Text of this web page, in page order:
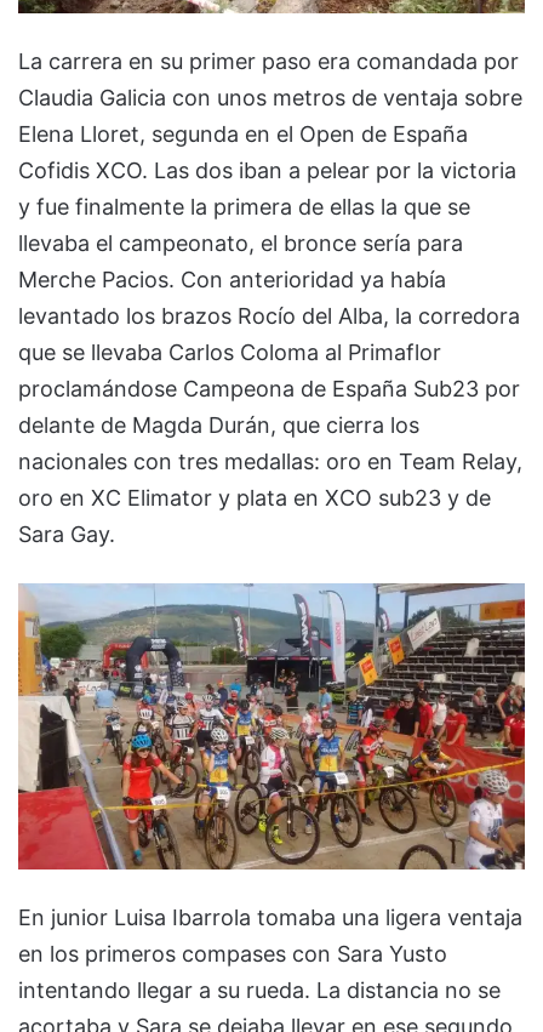
La carrera en su primer paso era comandada por
Claudia Galicia con unos metros de ventaja sobre
Elena Lloret, segunda en el Open de España
Cofidis XCO. Las dos iban a pelear por la victoria
y fue finalmente la primera de ellas la que se
llevaba el campeonato, el bronce sería para
Merche Pacios. Con anterioridad ya había
levantado los brazos Rocío del Alba, la corredora
que se llevaba Carlos Coloma al Primaflor
proclamándose Campeona de España Sub23 por
delante de Magda Durán, que cierra los
nacionales con tres medallas: oro en Team Relay,
oro en XC Elimator y plata en XCO sub23 y de
Sara Gay.
En junior Luisa Ibarrola tomaba una ligera ventaja
en los primeros compases con Sara Yusto
intentando llegar a su rueda. La distancia no se
acortaba y Sara se dejaba llevar en ese segundo